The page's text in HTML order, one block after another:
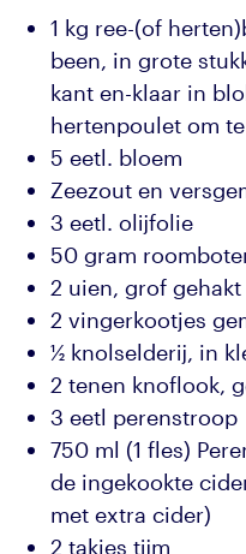
1 kg ree-(of
been, in grote
kant en-klaar in
hertenpoulet om
5 eetl. bloem
Zeezout en
3 eetl. olijfolie
50 gram
2 uien, grof gehakt
2 vingerkootjes
½ knolselderij, in
2 tenen knoflook,
3 eetl perenstroop
750 ml (1 fles)
de ingekookte
met extra cider)
2 takjes tijm